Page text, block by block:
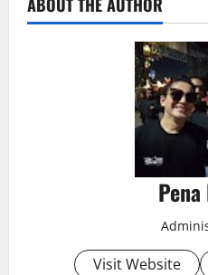
Visit Website